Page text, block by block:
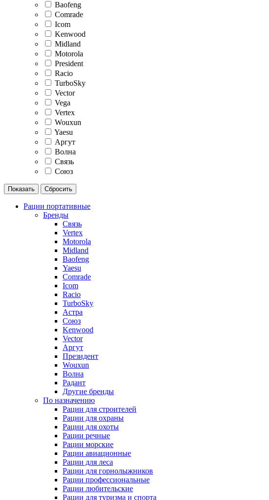
Baofeng
Comrade
Icom
Kenwood
Midland
Motorola
President
Racio
TurboSky
Vector
Vega
Vertex
Wouxun
Yaesu
Аргут
Волна
Связь
Союз
Рации портативные
Бренды
Связь
Vertex
Motorola
Midland
Baofeng
Yaesu
Comrade
Icom
Racio
TurboSky
Астра
Союз
Kenwood
Vector
Аргут
Президент
Wouxun
Волна
Радант
Другие бренды
По назначению
Рации для строителей
Рации для охраны
Рации для охоты
Рации речные
Рации морские
Рации авиационные
Рации для леса
Рации для горнолыжников
Рации профессиональные
Рации любительские
Рации для туризма и спорта